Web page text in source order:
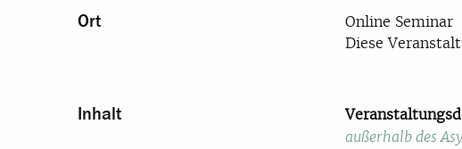
Ort
Online Seminar
Diese
Inhalt
außerhalb des